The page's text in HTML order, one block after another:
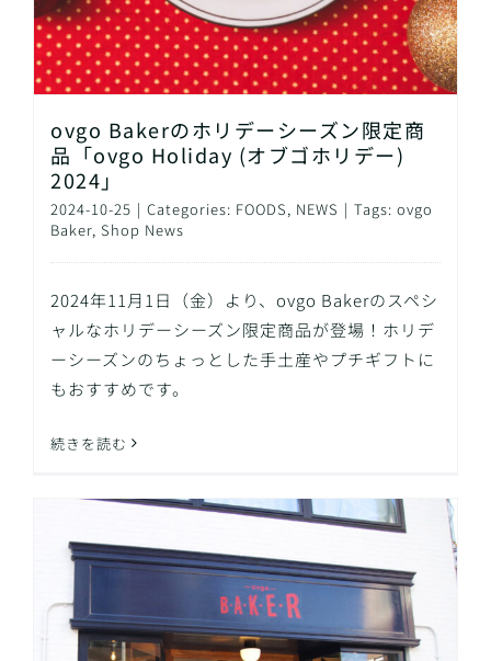
ovgo Bakerのホリデーシーズン限定商
品「ovgo Holiday (オブゴホリデー)
2024」
2024-10-25 | Categories: FOODS, NEWS | Tags: ovgo
Baker, Shop News
2024年11月1日（金）より、ovgo Bakerのスペシ
ャルなホリデーシーズン限定商品が登場！ホリデ
ーシーズンのちょっとした手土産やプチギフトに
もおすすめです。
続きを読む